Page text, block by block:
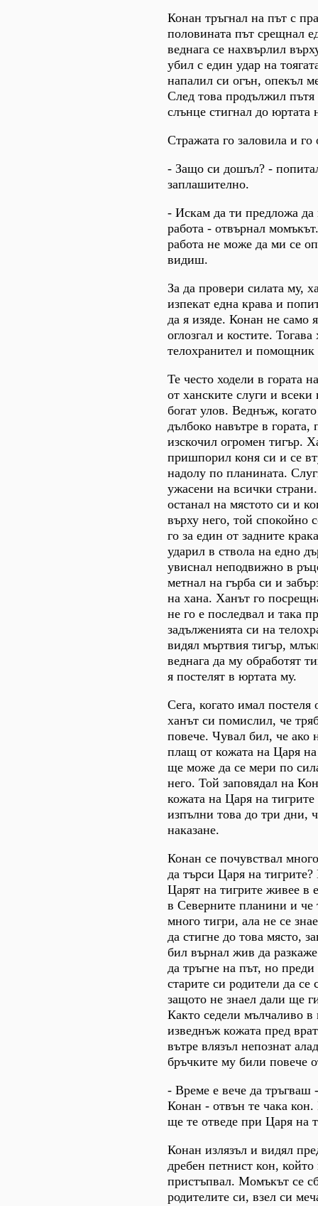
Конан тръгнал на път с
половината път срещнал
веднага се нахвърлил
убил с един удар на
напалил си огън, опекъл
След това продължил
слънце стигнал до юртата
Стражата го заловила и го
- Защо си дошъл? -
заплашително.
- Искам да ти предложа
работа - отвърнал
работа не може да ми се
видиш.
За да провери силата му,
изпекат една крава и
да я изяде. Конан не само
оглозгал и костите. Тогава
телохранител и помощник
Те често ходели в гората
от ханските слуги и
богат улов. Веднъж,
дълбоко навътре в гората,
изскочил огромен тигър.
пришпорил коня си и се
надолу по планината.
ужасени на всички
останал на мястото си и
върху него, той спокойно
го за един от задните
ударил в ствола на едно
увиснал неподвижно в
метнал на гърба си и
на хана. Ханът го
не го е последвал и така
задълженията си на
видял мъртвия тигър,
веднага да му обработят
я постелят в юртата му.
Сега, когато имал постеля
ханът си помислил, че
повече. Чувал бил, че ако
плащ от кожата на Царя
ще може да се мери по
него. Той заповядал на
кожата на Царя на
изпълни това до три дни,
наказане.
Конан се почувствал
да търси Царя на тигрите?
Царят на тигрите живее в
в Северните планини и че
много тигри, ала не се
да стигне до това място,
бил върнал жив да
да тръгне на път, но
старите си родители да се
защото не знаел дали ще
Както седели мълчаливо
изведнъж кожата пред
вътре влязъл непознат
бръчките му били повече
- Време е вече да тръгваш
Конан - отвън те чака
ще те отведе при Царя на
Конан излязъл и видял
дребен петнист кон,
пристъпвал. Момъкът се
родителите си, взел си